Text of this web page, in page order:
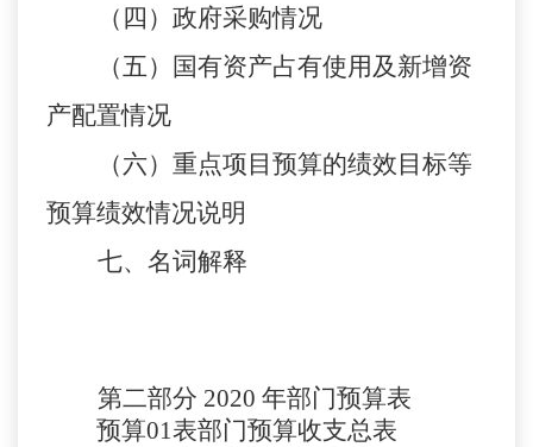
（ 四 ）政府采购情况
（五）国有资产占有使用及新增资
产配置情况
（六）重点项目预算的绩效目标等
预算绩效情况说明
七、名词解释
第二部分 2020 年部门预算表
预算01表部门预算收支总表